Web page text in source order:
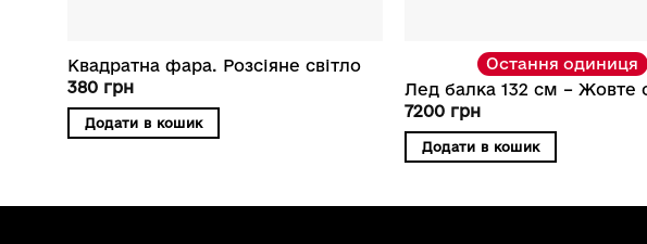
Квадратна фара. Розсіяне світло
380 грн
Додати в кошик
Остання одиниця
Лед балка 132 см – Жовте
7200 грн
Додати в кошик